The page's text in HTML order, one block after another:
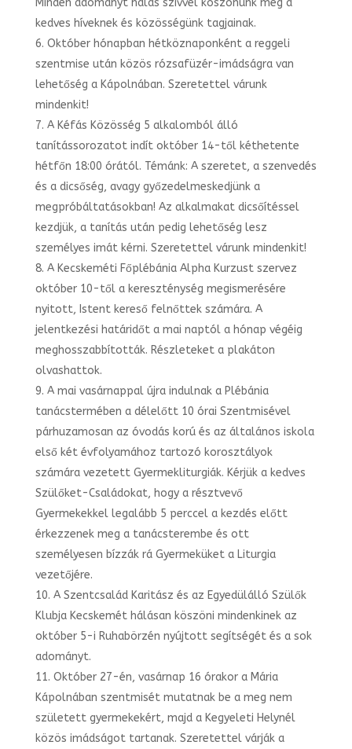
kedves híveknek és közösségünk tagjainak.
Október hónapban hétköznaponként a reggeli
szentmise után közös rózsafüzér-imádságra van
lehetőség a Kápolnában. Szeretettel várunk
mindenkit!
A Kéfás Közösség 5 alkalomból álló
tanítássorozatot indít október 14-től kéthetente
hétfőn 18:00 órától. Témánk: A szeretet, a szenvedés
és a dicsőség, avagy győzedelmeskedjünk a
megpróbáltatásokban! Az alkalmakat dicsőítéssel
kezdjük, a tanítás után pedig lehetőség lesz
személyes imát kérni. Szeretettel várunk mindenkit!
A Kecskeméti Főplébánia Alpha Kurzust szervez
október 10-től a kereszténység megismerésére
nyitott, Istent kereső felnőttek számára. A
jelentkezési határidőt a mai naptól a hónap végéig
meghosszabbították. Részleteket a plakáton
olvashattok.
A mai vasárnappal újra indulnak a Plébánia
tanácstermében a délelőtt 10 órai Szentmisével
párhuzamosan az óvodás korú és az általános iskola
első két évfolyamához tartozó korosztályok
számára vezetett Gyermekliturgiák. Kérjük a kedves
Szülőket-Családokat, hogy a résztvevő
Gyermekekkel legalább 5 perccel a kezdés előtt
érkezzenek meg a tanácsterembe és ott
személyesen bízzák rá Gyermeküket a Liturgia
vezetőjére.
A Szentcsalád Karitász és az Egyedülálló Szülők
Klubja Kecskemét hálásan köszöni mindenkinek az
október 5-i Ruhabörzén nyújtott segítségét és a sok
adományt.
Október 27-én, vasárnap 16 órakor a Mária
Kápolnában szentmisét mutatnak be a meg nem
született gyermekekért, majd a Kegyeleti Helynél
közös imádságot tartanak. Szeretettel várják a